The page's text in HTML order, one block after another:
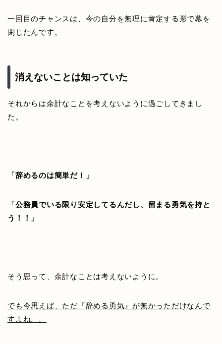
一回目のチャンスは、今の自分を無理に肯定する形で幕を
閉じたんです。
消えないことは知っていた
それからは余計なことを考えないように過ごしてきまし
た。
「辞めるのは簡単だ！」
「公務員でいる限り安定してるんだし、留まる勇気を持と
う！！」
そう思って、余計なことは考えないように。
でも今思えば、ただ『辞める勇気』が無かっただけなんで
すよね。。